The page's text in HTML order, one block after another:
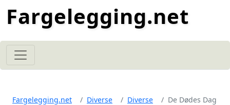
Fargelegging.net
Fargelegging.net Diverse Diverse De Dødes Dag